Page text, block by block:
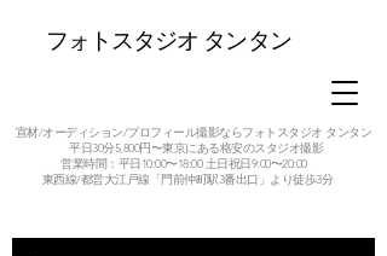
フォトスタジオ タンタン
宣材/オーディション/プロフィール撮影ならフォトスタジオ タンタン
平日30分5,800円〜東京にある格安のスタジオ撮影
営業時間：平日10:00〜18:00 土日祝日9:00〜20:00
東西線/都営大江戸線「門前仲町駅3番出口」より徒歩3分